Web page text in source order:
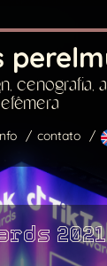
cenografia,
efêmera
contato
2021